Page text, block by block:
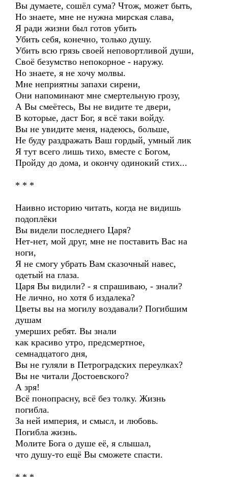
Вы думаете, сошёл сума? Чтож, может быть,
Но знаете, мне не нужна мирская слава,
Я ради жизни был готов убить
Убить себя, конечно, только душу.
Убить всю грязь своей неповортливой души,
Своё безумство непокорное - наружу.
Но знаете, я не хочу молвы.
Мне неприятны запахи сирени,
Они напоминают мне смертельную грозу,
А Вы смеётесь, Вы не видите те двери,
В которые, даст Бог, я всё таки войду.
Вы не увидите меня, надеюсь, больше,
Не буду раздражать Ваш гордый, умный лик
Я тут всего лишь тихо, вместе с Богом,
Пройду до дома, и окончу одинокий стих...
* * *
Наивно историю читать, когда не видишь
подоплёки
Вы видели последнего Царя?
Нет-нет, мой друг, мне не поставить Вас на
ноги,
Я не смогу убрать Вам сказочный навес,
одетый на глаза.
Царя Вы видили? - я спрашиваю, - знали?
Не лично, но хотя б издалека?
Цветы вы на могилу воздавали? Погибшим
душам
умерших ребят. Вы знали
как красиво утро, предсмертное,
семнадцатого дня,
Вы не гуляли в Петроградских переулках?
Вы не читали Достоевского?
А зря!
Всё понопрасну, всё без толку. Жизнь
погибла.
За ней империя, и смысл, и любовь.
Погибла жизнь.
Молите Бога о душе её, я слышал,
что душу-то ещё Вы сможете спасти.